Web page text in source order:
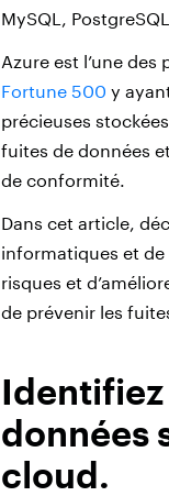
MySQL,
Azure est l’une
Fortune 500 y
précieuses
fuites de données
de conformité.
Dans cet article,
informatiques et de
risques et
de prévenir les
Identifiez
données
cloud.